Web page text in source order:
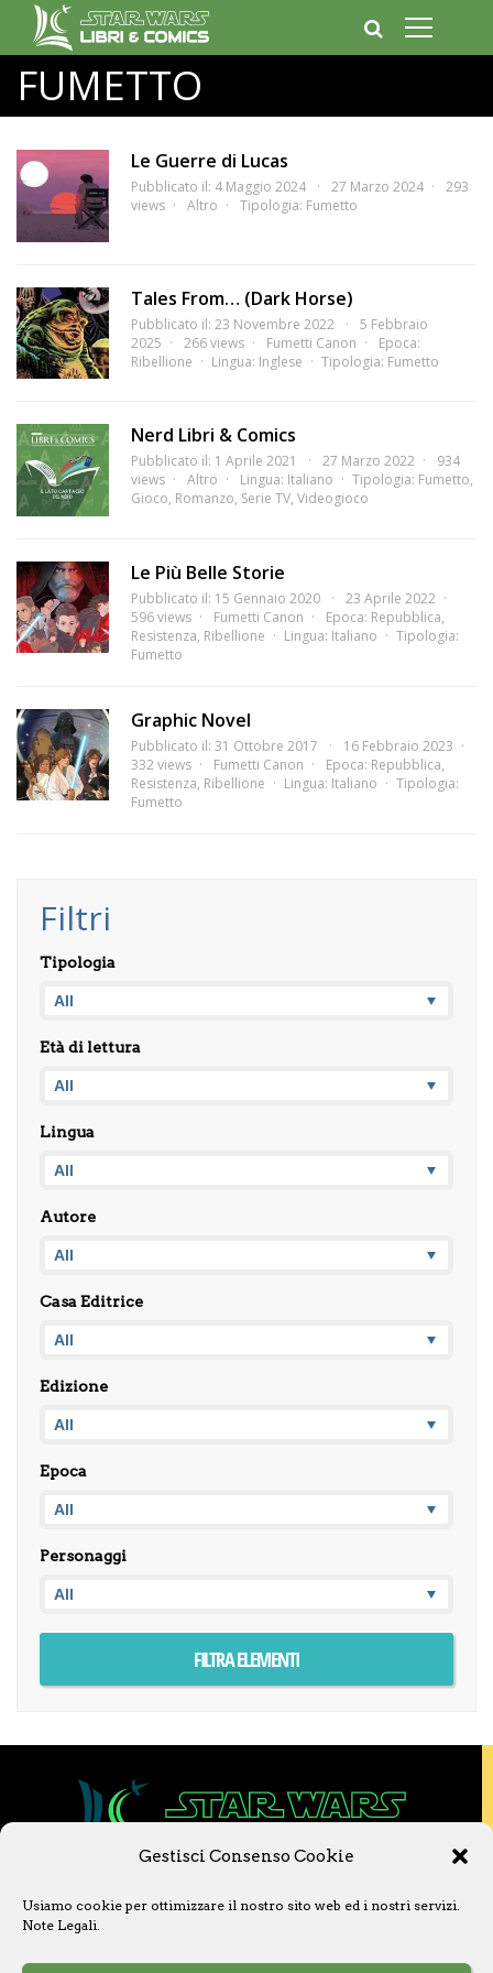
Gestisci Consenso Cookie
Usiamo cookie per ottimizzare il nostro sito web ed i nostri servizi.
Note Legali.
FUMETTO
Le Guerre di Lucas
Pubblicato il: 4 Maggio 2024 27 Marzo 2024
293
views
Altro Tipologia: Fumetto
Tales From… (Dark Horse)
Pubblicato il: 23 Novembre 2022
5 Febbraio
2025
266 views Fumetti Canon
Epoca:
Ribellione
Lingua: Inglese Tipologia: Fumetto
Nerd Libri & Comics
Pubblicato il: 1 Aprile 2021 27 Marzo 2022
934
views
Altro Lingua: Italiano Tipologia: Fumetto,
Gioco, Romanzo, Serie TV, Videogioco
Le Più Belle Storie
Pubblicato il: 15 Gennaio 2020
23 Aprile 2022
596 views
Fumetti Canon Epoca: Repubblica,
Resistenza, Ribellione Lingua: Italiano
Tipologia:
Fumetto
Graphic Novel
Pubblicato il: 31 Ottobre 2017
16 Febbraio 2023
332 views
Fumetti Canon Epoca: Repubblica,
Resistenza, Ribellione Lingua: Italiano
Tipologia:
Fumetto
Filtri
Tipologia
Età di lettura
Lingua
Autore
Casa Editrice
Edizione
Epoca
Personaggi
Questo sito non è collegato a Lucasfilm LTD o
a The Walt Disney Company o ad altre